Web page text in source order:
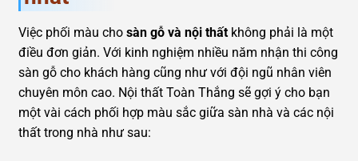
Việc phối màu cho sàn gỗ và nội thất không phải là một
điều đơn giản. Với kinh nghiệm nhiều năm nhận thi công
sàn gỗ cho khách hàng cũng như với đội ngũ nhân viên
chuyên môn cao. Nội thất Toàn Thắng sẽ gợi ý cho bạn
một vài cách phối hợp màu sắc giữa sàn nhà và các nội
thất trong nhà như sau: